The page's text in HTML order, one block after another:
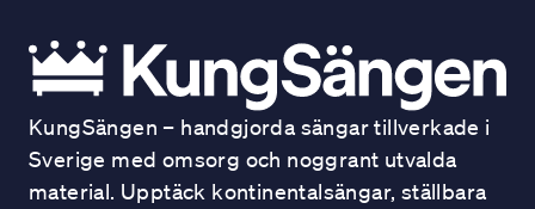
KungSängen – handgjorda sängar tillverkade i
Sverige med omsorg och noggrant utvalda
material. Upptäck kontinentalsängar, ställbara